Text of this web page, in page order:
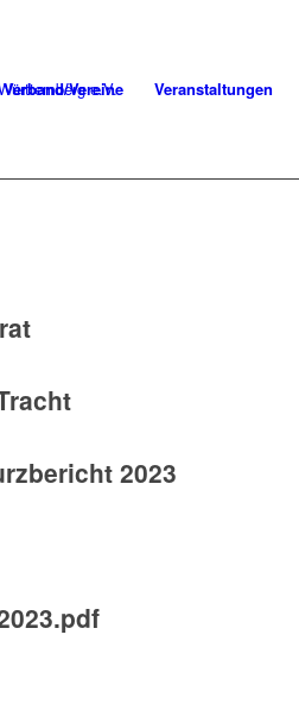
Verband/Vereine Veranstaltungen
2023